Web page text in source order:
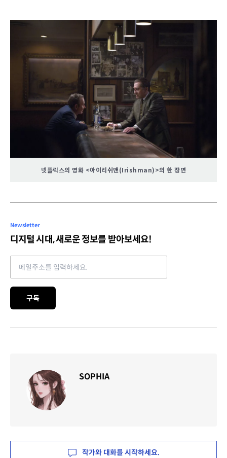
넷플릭스의 영화 <아이리쉬맨(Irishman)>의 한 장면
Newsletter
디지털 시대, 새로운 정보를 받아보세요!
구독
SOPHIA
작가와 대화를 시작하세요.